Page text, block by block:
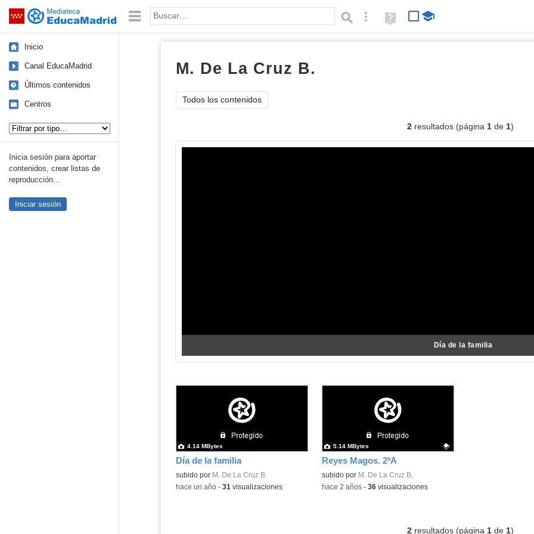
Saltar navegación Palabra o frase: Búsqueda avanzada
Ayuda
(en
Inicio
Canal EducaMadrid
Últimos contenidos
Centros
Inicia sesión para aportar
contenidos, crear listas de
reproducción...
Iniciar sesión
M. De La Cruz B.
Todos los contenidos
2resultados (página 1de 1)
Día de la familia
Día de la familia
subido por M. De La Cruz B.
4.14 MBytes
-hace un año- 31 visualizaciones
Reyes Magos. 2ºA
Contenido educativo.
subido por M. De La Cruz B.
5.14 MBytes
-hace 2 años- 36visualizaciones
2resultados (página 1de 1)